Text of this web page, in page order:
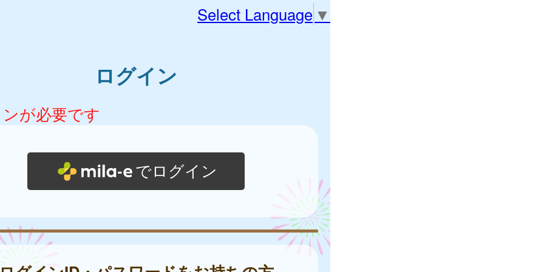
Select Language ▼
ログイン
が必要です
でログイン